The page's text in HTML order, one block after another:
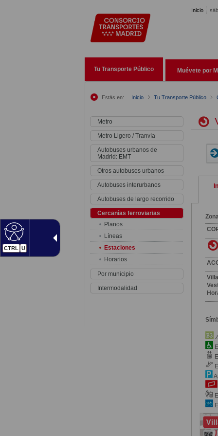
CTRL U
Inicio
Tu Transporte Público Muévete por
Estás en: Inicio Tu Transporte Público
Metro
Metro Ligero / Tranvía
Autobuses urbanos de
Madrid: EMT
Otros autobuses urbanos
Autobuses interurbanos
Autobuses de largo recorrido
Cercanías ferroviarias
Planos
Líneas
Estaciones
Horarios
Por municipio
Intermodalidad